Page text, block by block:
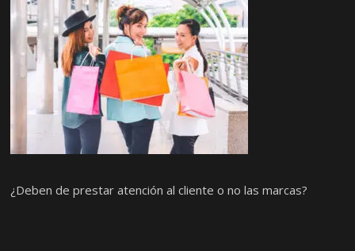
¿Deben de prestar atención al cliente o no las marcas?